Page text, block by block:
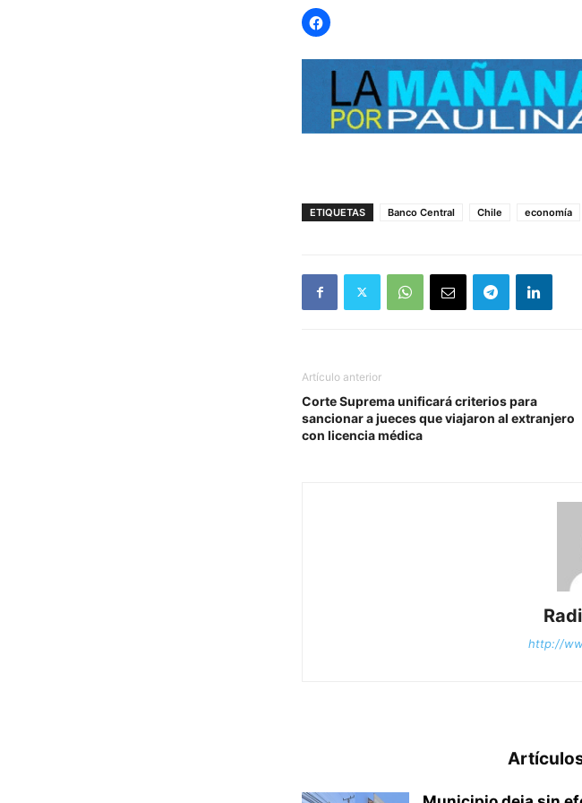
ETIQUETAS Banco Central Chile economía
Artículo anterior
Corte Suprema unificará criterios para
sancionar a jueces que viajaron al extranjero
con licencia médica
http://